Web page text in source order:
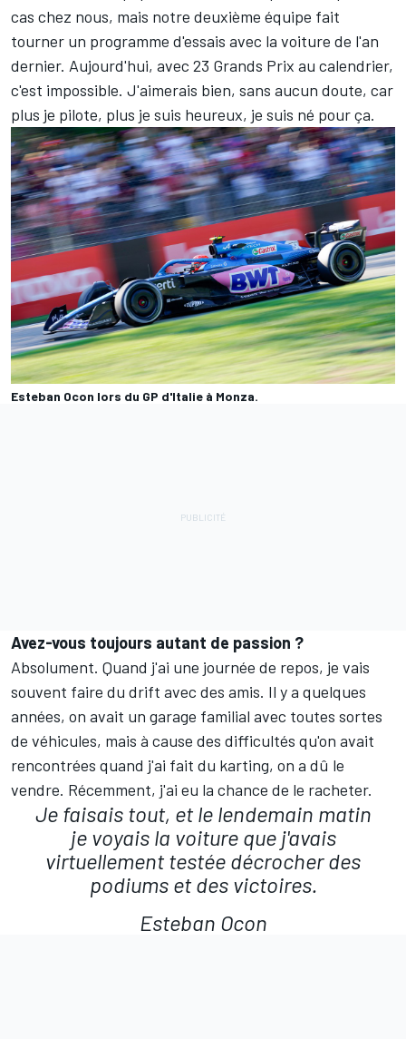
cas chez nous, mais notre deuxième équipe fait
tourner un programme d'essais avec la voiture de l'an
dernier. Aujourd'hui, avec 23 Grands Prix au calendrier,
c'est impossible. J'aimerais bien, sans aucun doute, car
plus je pilote, plus je suis heureux, je suis né pour ça.
Esteban Ocon lors du GP d'Italie à Monza.
Avez-vous toujours autant de passion ?
Absolument. Quand j'ai une journée de repos, je vais
souvent faire du drift avec des amis. Il y a quelques
années, on avait un garage familial avec toutes sortes
de véhicules, mais à cause des difficultés qu'on avait
rencontrées quand j'ai fait du karting, on a dû le
vendre. Récemment, j'ai eu la chance de le racheter.
Je faisais tout, et le lendemain matin
je voyais la voiture que j'avais
virtuellement testée décrocher des
podiums et des victoires.
Esteban Ocon